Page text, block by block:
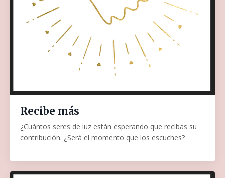
Recibe más
¿Cuántos seres de luz están esperando que recibas su
contribución. ¿Será el momento que los escuches?